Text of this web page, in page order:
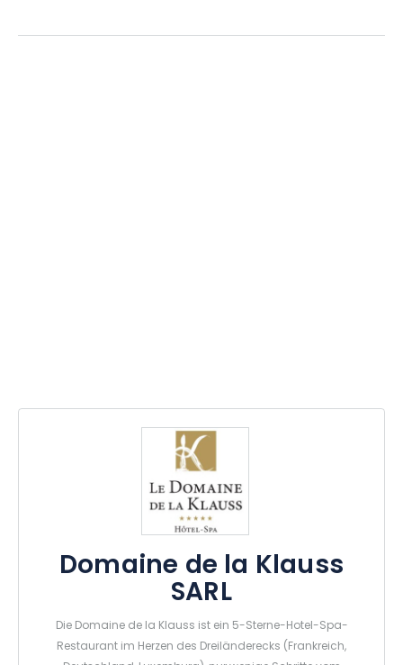
Domaine de la Klauss
SARL
Die Domaine de la Klauss ist ein 5-Sterne-Hotel-Spa-
Restaurant im Herzen des Dreiländerecks (Frankreich,